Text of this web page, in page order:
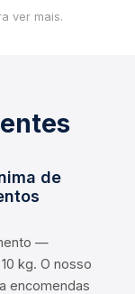
ver mais.
de
—
kg. O nosso
encomendas